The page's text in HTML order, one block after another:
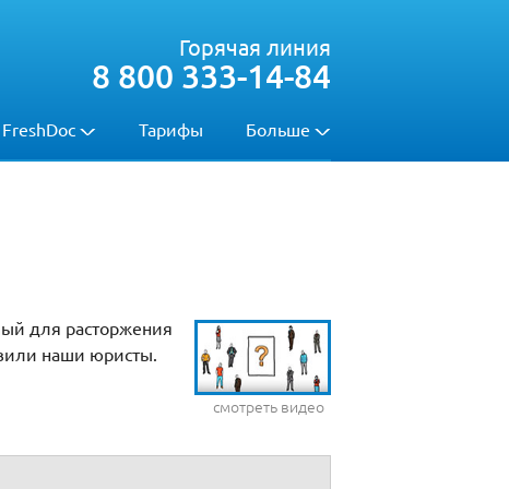
Тарифы Больше
Горячая линия
8 800 333-14-84
смотреть видео
для расторжения
наши юристы.